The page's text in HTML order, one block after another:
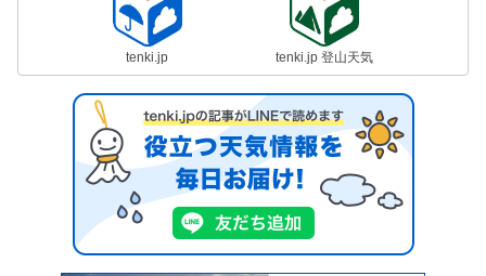
tenki.jp tenki.jp 登山天気